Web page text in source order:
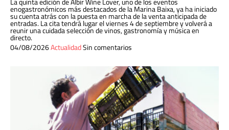
enogastronómicos más destacados de la Marina Baixa, ya ha iniciado
su cuenta atrás con la puesta en marcha de la venta anticipada de
entradas. La cita tendrá lugar el viernes 4 de septiembre y volverá a
reunir una cuidada selección de vinos, gastronomía y música en
directo.
04/08/2026ActualidadSin comentarios